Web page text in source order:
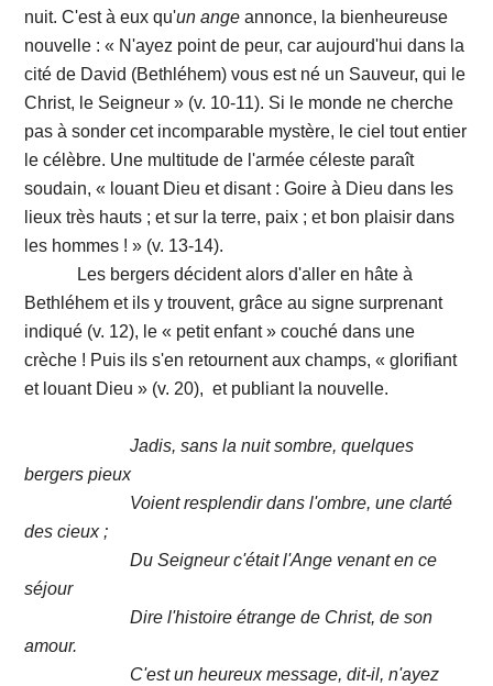
nuit. C'est à euxqu'un ange annonce, la bienheureuse
nouvelle : « N'ayez point de peur, car aujourd'hui dans la
cité de David (Bethléhem) vous est né un Sauveur, qui le
Christ, le Seigneur » (v. 10-11). Si le monde ne cherche
pas à sonder cet incomparable mystère, le ciel tout entier
le célèbre. Une multitude de l'armée céleste paraît
soudain, « louant Dieu et disant : Goire à Dieu dans les
lieux très hauts ; et sur la terre, paix ; et bon plaisir dans
les hommes ! » (v. 13-14).
Les bergers décident alors d'aller en hâte à
Bethléhem et ils y trouvent, grâce au signe surprenant
indiqué (v. 12), le « petit enfant » couché dans une
crèche ! Puis ils s'en retournent aux champs, « glorifiant
et louant Dieu » (v. 20), et publiant la nouvelle.
Jadis, sans la nuit sombre, quelques
bergers pieux
Voient resplendir dans l'ombre, une clarté
des cieux ;
Du Seigneur c'était l'Ange venant en ce
séjour
Dire l'histoire étrange de Christ, de son
amour.
C'est un heureux message, dit-il, n'ayez